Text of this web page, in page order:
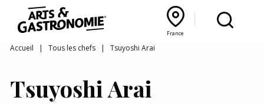
France
Recettes
Reportages
Interviews
Bourgogne Franche‑Comté
France
Lyon Rhône‑Alpes
Accueil | Tous les chefs | Tsuyoshi Arai
Tsuyoshi Arai